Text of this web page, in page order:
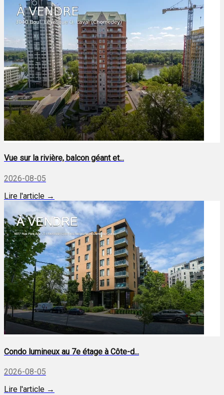
Vue sur la rivière, balcon géant et...
2026-08-05
Lire l'article →
Condo lumineux au 7e étage à Côte-d...
2026-08-05
Lire l'article →